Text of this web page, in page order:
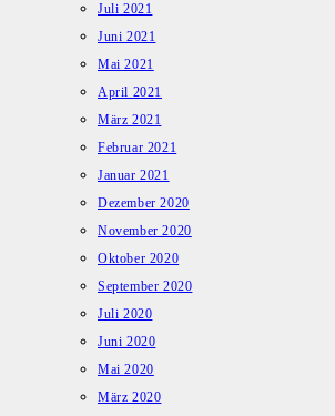
Juli 2021
Juni 2021
Mai 2021
April 2021
März 2021
Februar 2021
Januar 2021
Dezember 2020
November 2020
Oktober 2020
September 2020
Juli 2020
Juni 2020
Mai 2020
März 2020